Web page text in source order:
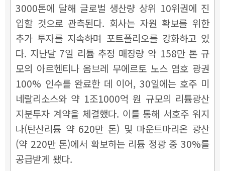
3000톤에 달해 글로벌 생산량 상위 10위권에 진
입할 것으로 관측된다. 회사는 자원 확보를 위한
추가 투자를 지속하며 포트폴리오를 강화하고 있
다. 지난달 7일 리튬 추정 매장량 약 158만 톤 규
모의 아르헨티나 옴브레 무에르토 노스 염호 광권
100% 인수를 완료한 데 이어, 30일에는 호주 미
네랄리소스와 약 1조1000억 원 규모의 리튬광산
지분투자 계약을 체결했다. 이를 통해 서호주 워지
나(탄산리튬 약 620만 톤) 및 마운트마리온 광산
(약 220만 톤)에서 확보하는 리튬 정광 중 30%를
공급받게 됐다.